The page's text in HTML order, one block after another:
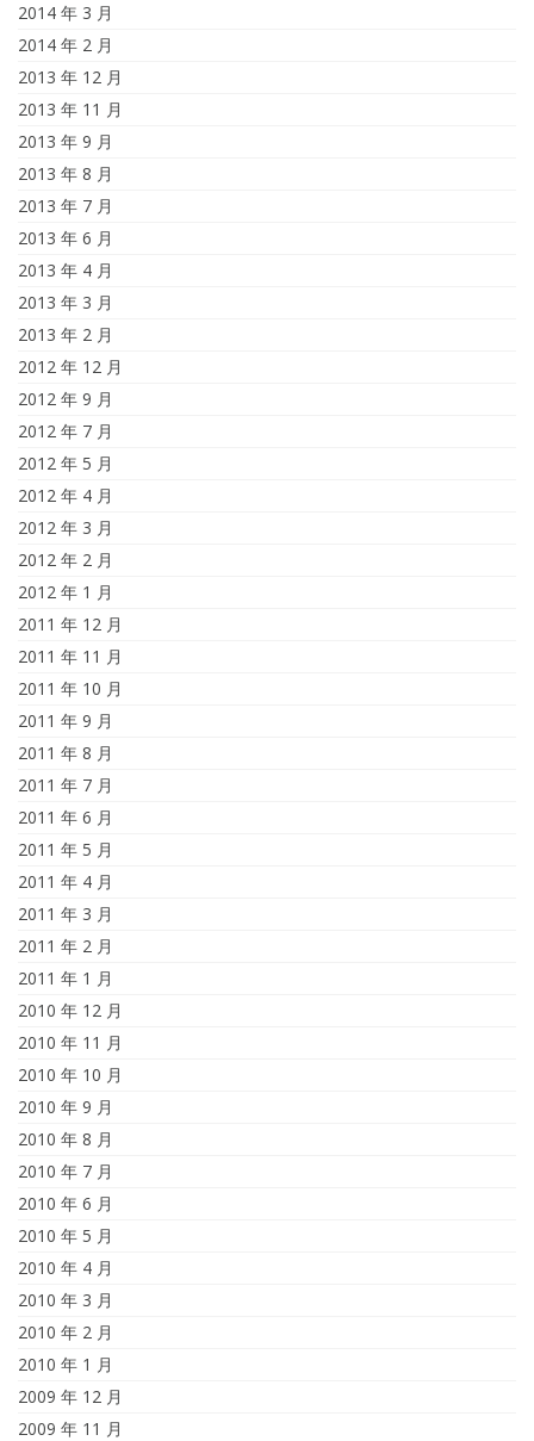
2014 年 3 月
2014 年 2 月
2013 年 12 月
2013 年 11 月
2013 年 9 月
2013 年 8 月
2013 年 7 月
2013 年 6 月
2013 年 4 月
2013 年 3 月
2013 年 2 月
2012 年 12 月
2012 年 9 月
2012 年 7 月
2012 年 5 月
2012 年 4 月
2012 年 3 月
2012 年 2 月
2012 年 1 月
2011 年 12 月
2011 年 11 月
2011 年 10 月
2011 年 9 月
2011 年 8 月
2011 年 7 月
2011 年 6 月
2011 年 5 月
2011 年 4 月
2011 年 3 月
2011 年 2 月
2011 年 1 月
2010 年 12 月
2010 年 11 月
2010 年 10 月
2010 年 9 月
2010 年 8 月
2010 年 7 月
2010 年 6 月
2010 年 5 月
2010 年 4 月
2010 年 3 月
2010 年 2 月
2010 年 1 月
2009 年 12 月
2009 年 11 月